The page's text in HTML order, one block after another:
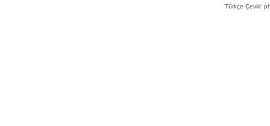
Türkçe Çeviri: